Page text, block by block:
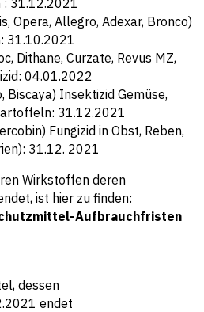
: 31.12.2021
Opera, Allegro, Adexar, Bronco)
31.10.2021
Dithane, Curzate, Revus MZ,
04.01.2022
Biscaya) Insektizid Gemüse,
31.12.2021
Fungizid in Obst, Reben,
31.12. 2021
Wirkstoffen deren
ist hier zu finden:
Aufbrauchfristen
dessen
endet